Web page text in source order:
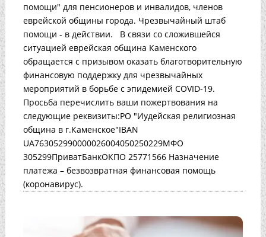
помощи" для пенсионеров и инвалидов, членов
еврейской общины города. Чрезвычайный штаб
помощи - в действии. В связи со сложившейся
ситуацией еврейская община Каменского
обращается с призывом оказать благотворительную
финансовую поддержку для чрезвычайных
мероприятий в борьбе с эпидемией COVID-19.
Просьба перечислить ваши пожертвования на
следующие реквизиты:РО "Иудейская религиозная
община в г.Каменское"IBAN
UA763052990000026004050250229МФО
305299ПриватБанкОКПО 25771566 Назначение
платежа – безвозвратная финансовая помощь
(коронавирус).